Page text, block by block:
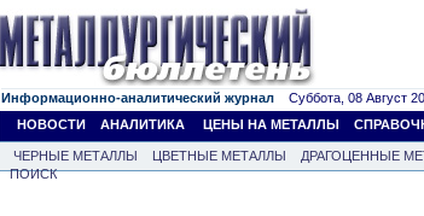
Информационно-аналитический журнал Суббота, 08 Август
НОВОСТИ
АНАЛИТИКА ЦЕНЫ НА МЕТАЛЛЫ
ЧЕРНЫЕ МЕТАЛЛЫ ЦВЕТНЫЕ МЕТАЛЛЫ ДРАГОЦЕННЫЕ
ПОИСК